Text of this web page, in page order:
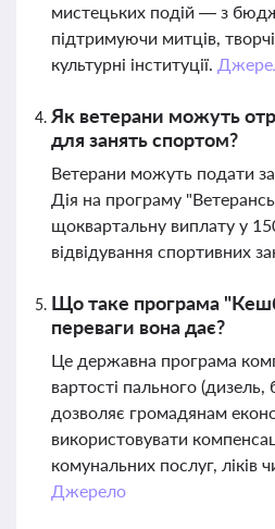
мистецьких подій — з
підтримуючи митців,
культурні інституції.
Як ветерани можуть
для занять спортом?
Ветерани можуть подати
Дія на програму
щоквартальну виплату у
відвідування спортивних
Що таке програма
переваги вона дає?
Це державна програма
вартості пального
дозволяє громадянам
використовувати
комунальних послуг, ліків
Джерело